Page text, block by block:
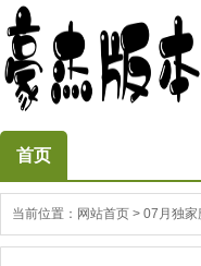
首页
当前位置： 网站首页 > 07月独家